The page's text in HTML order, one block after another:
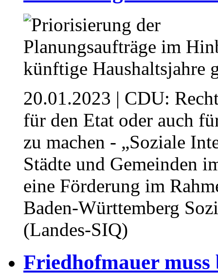
20.01.2023 | CDU:
für den Etat oder auch
zu machen - „Soziale
Städte und Gemeinden
eine Förderung im
Baden-Württemberg
(Landes-SIQ)
Friedhofmauer muss